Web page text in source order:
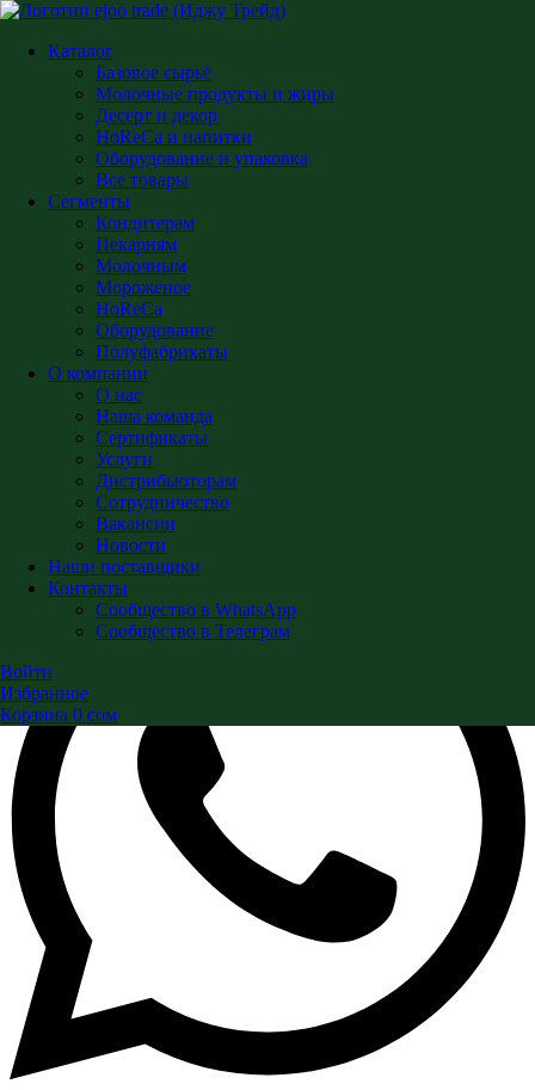
Каталог
Базовое сырьё
Молочные продукты и жиры
Десерт и декор
HoReCa и напитки
Оборудование и упаковка
Все товары
Сегменты
Кондитерам
Пекарням
Молочным
Мороженое
HoReCa
Оборудование
Полуфабрикаты
О компании
О нас
Наша команда
Сертификаты
Услуги
Дистрибьюторам
Сотрудничество
Вакансии
Новости
Наши поставщики
Контакты
Сообщество в WhatsApp
Сообщество в Телеграм
Войти
Избранное
Корзина 0 сом
Главная Десерт и декор Сгущёнка, начинки, топпинги
Начинка фрукт. со вкусом Смородина 13кг ведро
Начинка фрукт. со вкусом Смородина
13кг ведро
Начинка фрукт. со вкусом Смородина
13кг ведро
Начинка/топпинг для кондитерских изделий и выпечки.
Фасовка 13 кг. Опт в Бишкеке.
В наличии
Добавить в список желаний
Поделиться товаром